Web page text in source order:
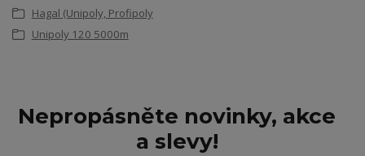
Hagal (Unipoly, Profipoly
Unipoly 120 5000m
Nepropásněte novinky, akce
a slevy!